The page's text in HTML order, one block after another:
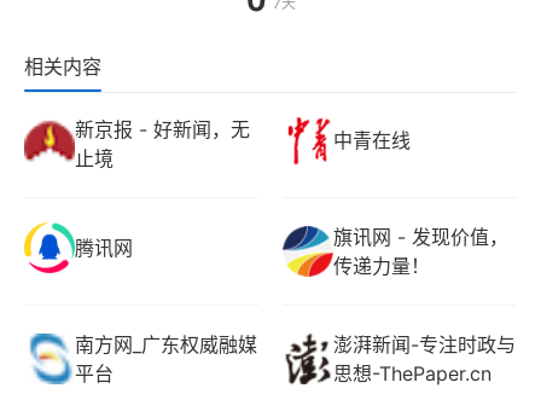
相关内容
新京报 - 好新闻，无
止境
中青在线
腾讯网
旗讯网 - 发现价值，
传递力量！
南方网_广东权威融媒
平台
澎湃新闻-专注时政与
思想-ThePaper.cn